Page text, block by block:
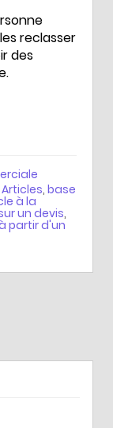
reclasser
des
Articles, base
à la
un devis,
partir d'un